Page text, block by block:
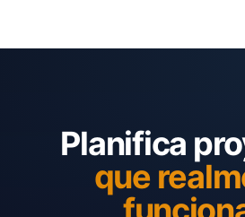
Planifica
que